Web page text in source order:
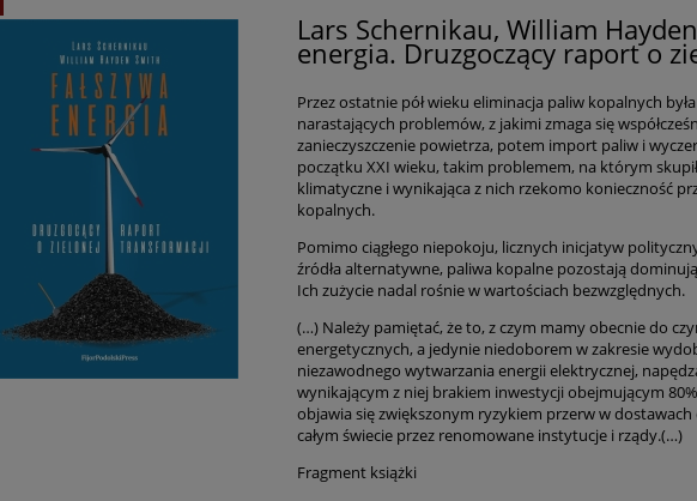
Lars Schernikau, William
energia. Druzgoczący raport o
Przez ostatnie pół wieku eliminacja paliw kopalnych
narastających problemów, z jakimi zmaga się
zanieczyszczenie powietrza, potem import paliw i
początku XXI wieku, takim problemem, na którym
klimatyczne i wynikająca z nich rzekomo konieczność
kopalnych.
Pomimo ciągłego niepokoju, licznych inicjatyw
źródła alternatywne, paliwa kopalne pozostają
Ich zużycie nadal rośnie w wartościach bezwzględnych.
(…) Należy pamiętać, że to, z czym mamy obecnie do
energetycznych, a jedynie niedoborem w zakresie
niezawodnego wytwarzania energii elektrycznej,
wynikającym z niej brakiem inwestycji obejmującym
objawia się zwiększonym ryzykiem przerw w
całym świecie przez renomowane instytucje i rządy.(…)
Fragment książki